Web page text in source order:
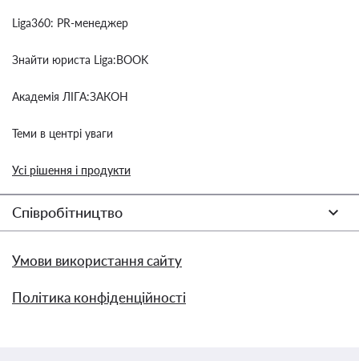
Liga360: PR-менеджер
Знайти юриста Liga:BOOK
Академія ЛІГА:ЗАКОН
Теми в центрі уваги
Усі рішення і продукти
Співробітництво
Умови використання сайту
Політика конфіденційності